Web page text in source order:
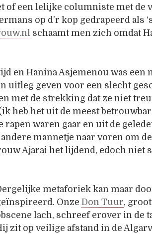
of een lelijke columniste met de
op d’r kop gedrapeerd als
schaamt men zich omdat
en Hanina Asjemenou was een
uitleg geven voor een slecht
met de strekking dat ze niet
heb het uit de meest
waren gaar en uit de
mannetje naar voren om
Ajarai het lijdend, edoch niet
metaforiek kan maar
Onze Don Tuur,
lach, schreef erover in de
zit op veilige afstand in de